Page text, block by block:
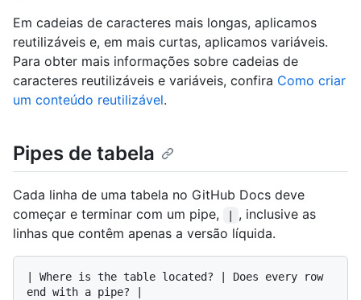
Em cadeias de caracteres mais longas, aplicamos
reutilizáveis e, em mais curtas, aplicamos variáveis.
Para obter mais informações sobre cadeias de
caracteres reutilizáveis e variáveis, confira Como criar
um conteúdo reutilizável.
Pipes de tabela
Cada linha de uma tabela no GitHub Docs deve
começar e terminar com um pipe,
|
, inclusive as
linhas que contêm apenas a versão líquida.
| Where is the table located? | Does every row
end with a pipe? |